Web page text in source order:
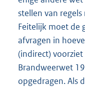
stellen van
Feitelijk moet de
afvragen in
(indirect)
Brandweerwet
opgedragen. Als